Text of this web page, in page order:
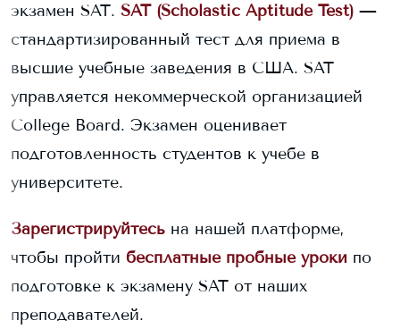
экзамен SAT. SAT (Scholastic Aptitude Test) —
стандартизированный тест для приема в
высшие учебные заведения в США. SAT
управляется некоммерческой организацией
College Board. Экзамен оценивает
подготовленность студентов к учебе в
университете.
Зарегистрируйтесь на нашей платформе,
чтобы пройти бесплатные пробные уроки по
подготовке к экзамену SAT от наших
преподавателей.